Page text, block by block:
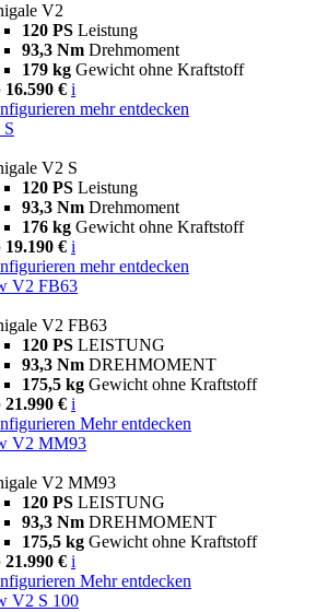
V2
120 PS Leistung
93,3 Nm Drehmoment
179 kg Gewicht ohne Kraftstoff
16.590 € i
mehr entdecken
V2 S
120 PS Leistung
93,3 Nm Drehmoment
176 kg Gewicht ohne Kraftstoff
19.190 € i
mehr entdecken
V2 FB63
V2 FB63
120 PS LEISTUNG
93,3 Nm DREHMOMENT
175,5 kg Gewicht ohne Kraftstoff
21.990 € i
Mehr entdecken
V2 MM93
V2 MM93
120 PS LEISTUNG
93,3 Nm DREHMOMENT
175,5 kg Gewicht ohne Kraftstoff
21.990 € i
Mehr entdecken
V2 S 100